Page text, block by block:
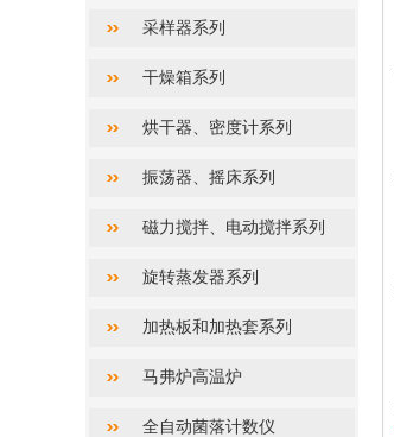
采样器系列
干燥箱系列
烘干器、密度计系列
振荡器、摇床系列
磁力搅拌、电动搅拌系列
旋转蒸发器系列
加热板和加热套系列
马弗炉高温炉
全自动菌落计数仪